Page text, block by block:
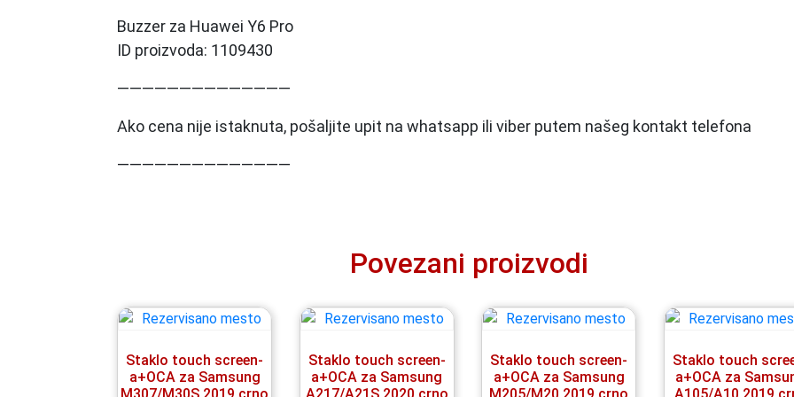
Buzzer za Huawei Y6 Pro
ID proizvoda: 1109430
——————————————
Ako cena nije istaknuta, pošaljite upit na whatsapp ili viber putem našeg kontakt telefona
——————————————
Povezani proizvodi
Staklo touch screen-
a+OCA za Samsung
Staklo touch screen-
a+OCA za Samsung
Staklo touch screen-
a+OCA za Samsung
Staklo touch
a+OCA za